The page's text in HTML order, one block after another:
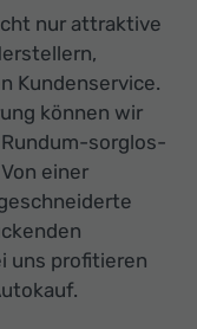
nur attraktive
Kundenservice.
können wir
sorglos-
einer
uns profitieren